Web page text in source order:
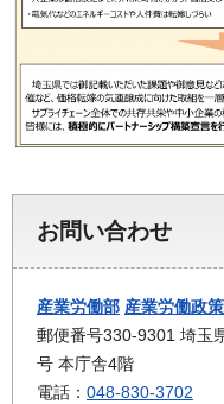
お問い合わせ
産業労働部 産業労働政
郵便番号330-9301 埼玉
号 本庁舎4階
電話： 048-830-3702